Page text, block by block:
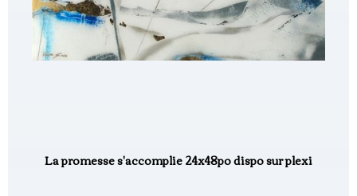
La promesse s'accomplie 24x48po dispo sur plexi